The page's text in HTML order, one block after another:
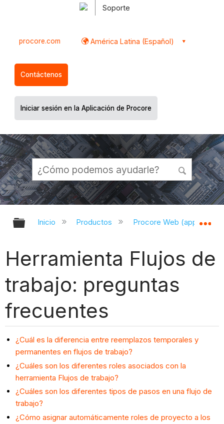
Soporte
procore.com América Latina (Español)
Contáctenos
Iniciar sesión en la Aplicación de Procore
Expandir/contraer jerarquía global
Inicio Productos Procore Web
Herramienta Flujos de
trabajo: preguntas
frecuentes
¿Cuál es la diferencia entre reemplazos temporales y
permanentes en flujos de trabajo?
¿Cuáles son los diferentes roles asociados con la
herramienta Flujos de trabajo?
¿Cuáles son los diferentes tipos de pasos en una flujo de
trabajo?
¿Cómo asignar automáticamente roles de proyecto a los